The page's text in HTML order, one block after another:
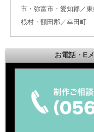
市・弥富市・愛知郡／
根村・額田郡／幸田町
お電話・E